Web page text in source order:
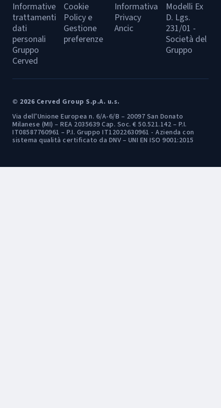
Informative
trattamenti
dati
personali
Gruppo
Cerved
Cookie
Policy e
Gestione
preferenze
Informativa
Privacy
Ancic
Modelli Ex
D. Lgs.
231/01 -
Società del
Gruppo
© 2026 Cerved Group S.p.A. u.s.
Via dell’Unione Europea n. 6/A-6/B – 20097 San Donato
Milanese (MI) – REA 2035639 Cap. Soc. € 50.521.142 – P.I.
IT08587760961 – P.I. Gruppo IT12022630961 - Azienda con
sistema qualità certificato da DNV – UNI EN ISO 9001:2015